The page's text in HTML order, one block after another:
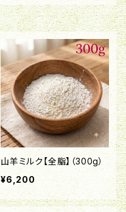
山羊ミルク【全脂】（300g）
¥6,200